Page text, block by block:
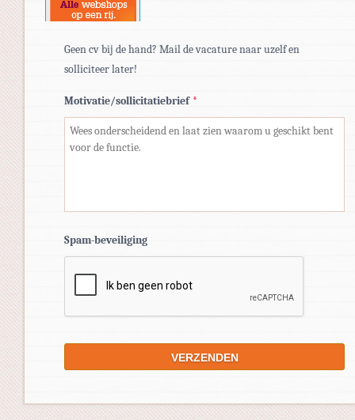
Geen cv bij de hand? Mail de vacature naar uzelf en
solliciteer later!
Motivatie/sollicitatiebrief *
Spam-beveiliging